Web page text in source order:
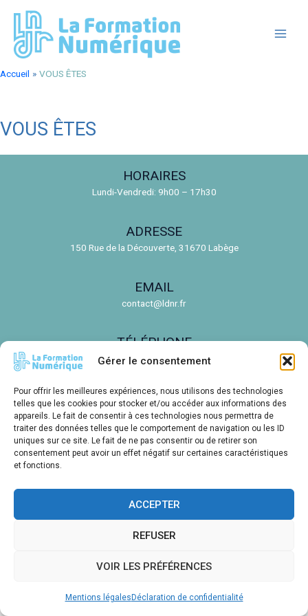
Gérer le consentement
Pour offrir les meilleures expériences, nous utilisons des technologies
telles que les cookies pour stocker et/ou accéder aux informations des
appareils. Le fait de consentir à ces technologies nous permettra de
traiter des données telles que le comportement de navigation ou les ID
uniques sur ce site. Le fait de ne pas consentir ou de retirer son
consentement peut avoir un effet négatif sur certaines caractéristiques
et fonctions.
ACCEPTER
REFUSER
VOIR LES PRÉFÉRENCES
Mentions légales Déclaration de confidentialité
contenu
Accueil VOUS ÊTES
VOUS ÊTES
HORAIRES
Lundi-Vendredi: 9h00 – 17h30
ADRESSE
150 Rue de la Découverte, 31670 Labège
EMAIL
contact@ldnr.fr
TÉLÉPHONE
05 61 00 14 85
Créations E. LE BARON pour LDNR - Toutes reproductions sans
accord interdites
Mentions Légales
Règlement intérieur